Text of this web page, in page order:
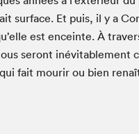
Narra
Vitrine du
bleu au SLM
sur­face. Et puis, il y a
est enceinte. À
seront inévitable­ment
fait mourir ou bien